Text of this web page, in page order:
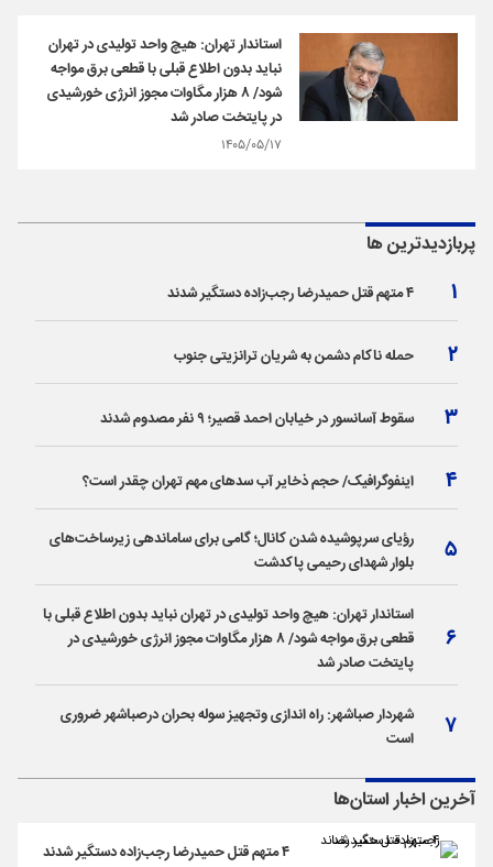
استاندار تهران: هیچ واحد تولیدی در تهران
نباید بدون اطلاع قبلی با قطعی برق مواجه
شود/ ۸ هزار مگاوات مجوز انرژی خورشیدی
در پایتخت صادر شد
۱۴۰۵/۰۵/۱۷
پربازدیدترین ها
۴ متهم قتل حمیدرضا رجب‌زاده دستگیر شدند
حمله ناکام دشمن به شریان ترانزیتی جنوب
سقوط آسانسور در خیابان احمد قصیر؛ ۹ نفر مصدوم شدند
اینفوگرافیک/ حجم ذخایر آب سدهای مهم تهران چقدر است؟
رؤیای سرپوشیده شدن کانال؛ گامی برای ساماندهی زیرساخت‌های
بلوار شهدای رحیمی پاکدشت
استاندار تهران: هیچ واحد تولیدی در تهران نباید بدون اطلاع قبلی با
قطعی برق مواجه شود/ ۸ هزار مگاوات مجوز انرژی خورشیدی در
پایتخت صادر شد
شهردار صباشهر: راه اندازی و‌تجهیز سوله بحران درصباشهر ضروری
است
آخرین اخبار استان‌ها
۴ متهم قتل حمیدرضا رجب‌زاده دستگیر شدند